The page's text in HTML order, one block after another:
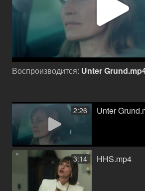
Воспроизводится: Unter
2:26 Unter
3:14 HHS.mp4